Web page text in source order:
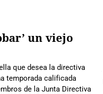
un viejo
que desea la directiva
temporada calificada
de la Junta Directiva